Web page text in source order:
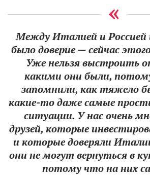
Между Италией и Россией
было доверие — сейчас
Уже нельзя выстроить
какими они были,
запомнили, как тяжело
какие-то даже самые
ситуации. У нас очень
друзей, которые
и которые доверяли
они не могут вернуться в
потому что на них